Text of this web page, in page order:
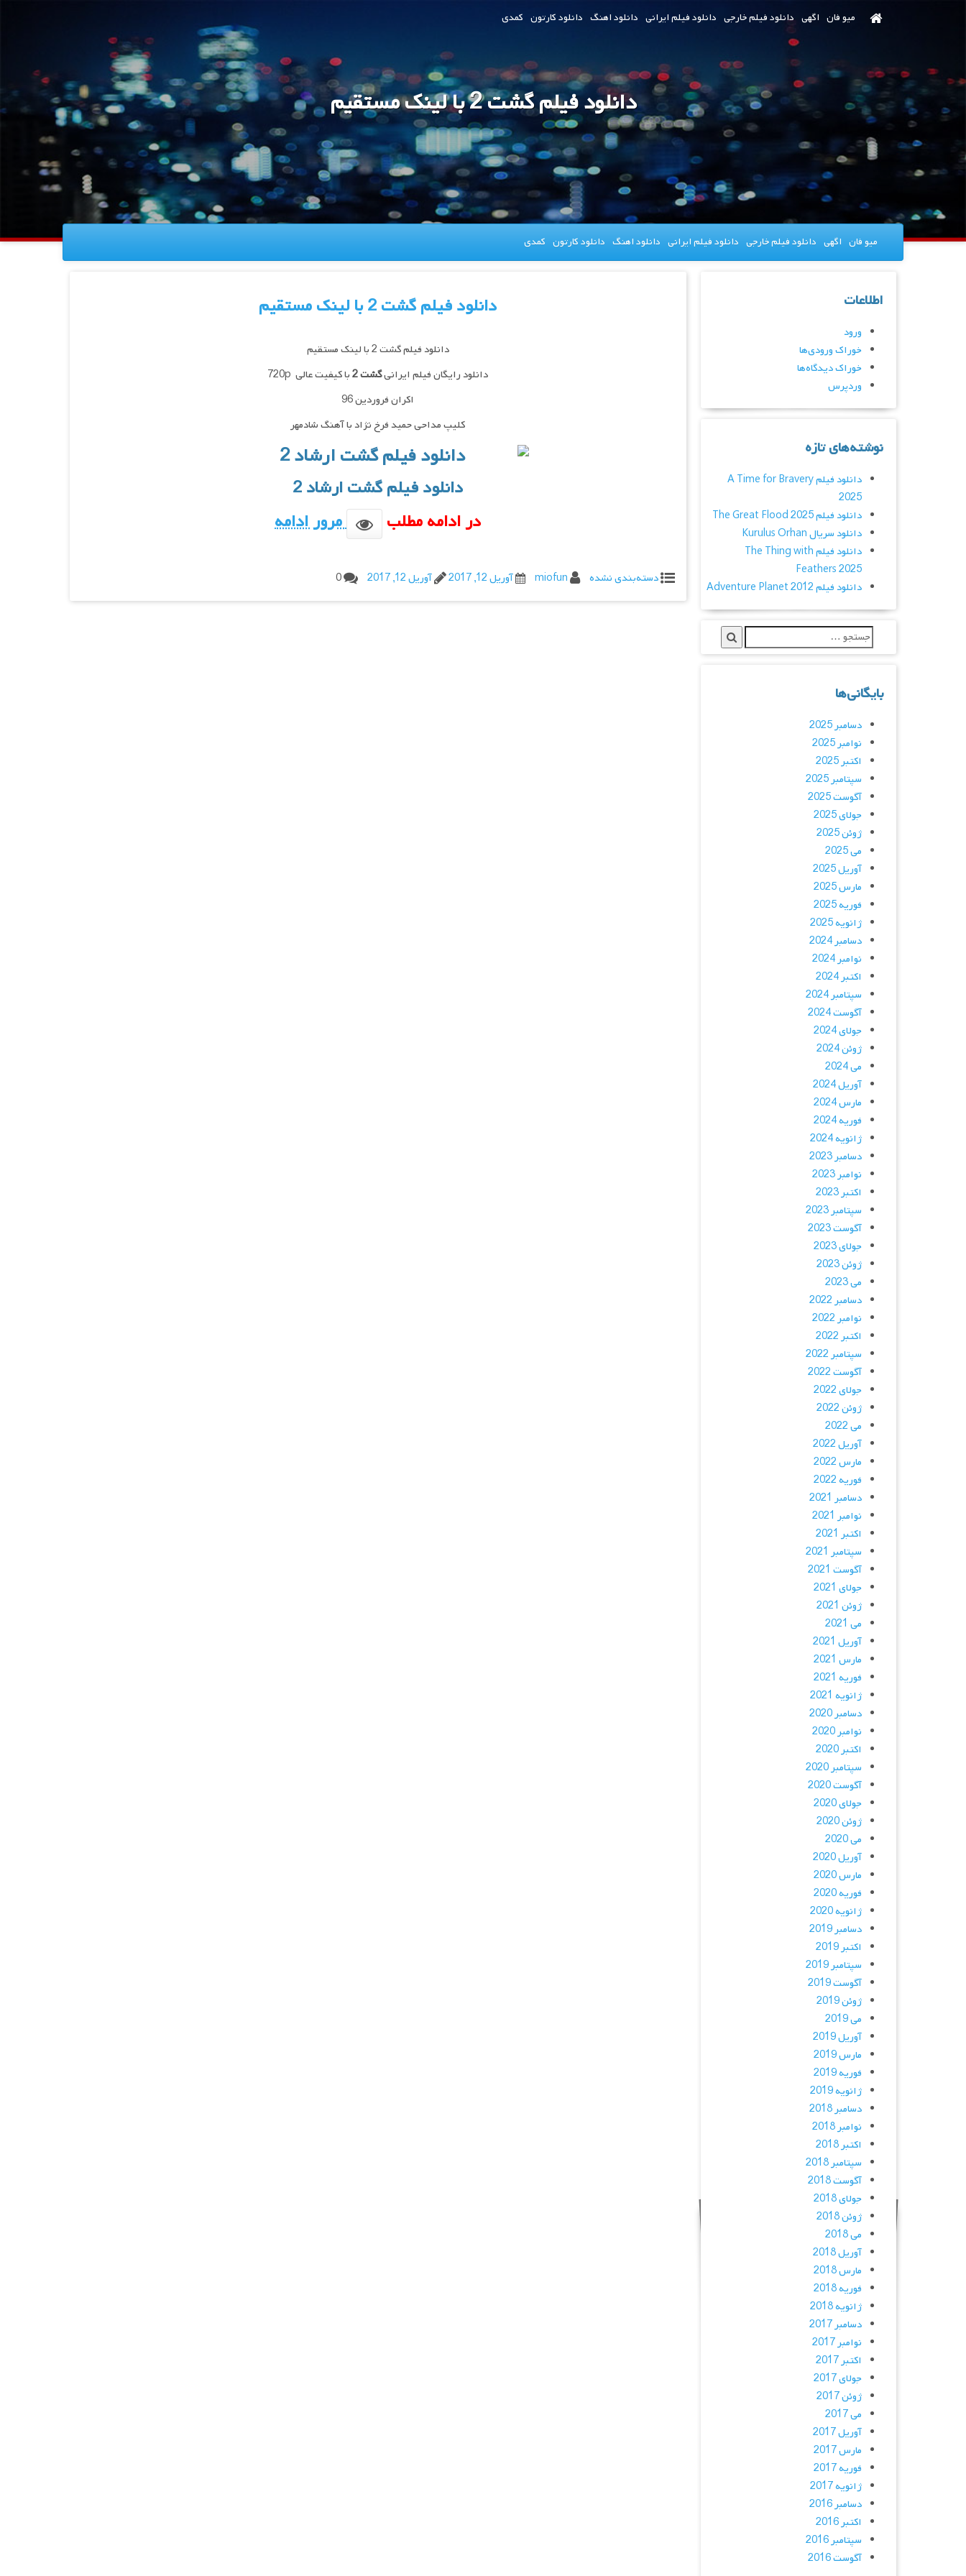
میو فان اگهی دانلود فیلم خارجی دانلود فیلم ایرانی دانلود اهنگ دانلود کارتون کمدی
دانلود فیلم گشت 2 با لینک مستقیم
میو فان اگهی دانلود فیلم خارجی دانلود فیلم ایرانی دانلود اهنگ دانلود کارتون کمدی
دانلود فیلم گشت 2 با لینک مستقیم
دانلود فیلم گشت 2 با لینک مستقیم
دانلود رایگان فیلم ایرانیگشت 2
با کیفیت عالی 720p
اکران فروردین 96
کلیپ مداحی حمید فرخ نژاد با آهنگ شادمهر
دانلود فیلم گشت ارشاد 2
در ادامه مطلب
مرور ادامه
دسته‌بندی نشده miofun آوریل 12, 2017 آوریل 12, 2017 0
اطلاعات
ورود
خوراک ورودی‌ها
خوراک دیدگاه‌ها
وردپرس
نوشته‌های تازه
دانلود فیلم A Time for Bravery
2025
دانلود فیلم The Great Flood 2025
دانلود سریال Kurulus Orhan
دانلود فیلم The Thing with
Feathers 2025
دانلود فیلم Adventure Planet 2012
بایگانی‌ها
دسامبر 2025
نوامبر 2025
اکتبر 2025
سپتامبر 2025
آگوست 2025
جولای 2025
ژوئن 2025
می 2025
آوریل 2025
مارس 2025
فوریه 2025
ژانویه 2025
دسامبر 2024
نوامبر 2024
اکتبر 2024
سپتامبر 2024
آگوست 2024
جولای 2024
ژوئن 2024
می 2024
آوریل 2024
مارس 2024
فوریه 2024
ژانویه 2024
دسامبر 2023
نوامبر 2023
اکتبر 2023
سپتامبر 2023
آگوست 2023
جولای 2023
ژوئن 2023
می 2023
دسامبر 2022
نوامبر 2022
اکتبر 2022
سپتامبر 2022
آگوست 2022
جولای 2022
ژوئن 2022
می 2022
آوریل 2022
مارس 2022
فوریه 2022
دسامبر 2021
نوامبر 2021
اکتبر 2021
سپتامبر 2021
آگوست 2021
جولای 2021
ژوئن 2021
می 2021
آوریل 2021
مارس 2021
فوریه 2021
ژانویه 2021
دسامبر 2020
نوامبر 2020
اکتبر 2020
سپتامبر 2020
آگوست 2020
جولای 2020
ژوئن 2020
می 2020
آوریل 2020
مارس 2020
فوریه 2020
ژانویه 2020
دسامبر 2019
اکتبر 2019
سپتامبر 2019
آگوست 2019
ژوئن 2019
می 2019
آوریل 2019
مارس 2019
فوریه 2019
ژانویه 2019
دسامبر 2018
نوامبر 2018
اکتبر 2018
سپتامبر 2018
آگوست 2018
جولای 2018
ژوئن 2018
می 2018
آوریل 2018
مارس 2018
فوریه 2018
ژانویه 2018
دسامبر 2017
نوامبر 2017
اکتبر 2017
جولای 2017
ژوئن 2017
می 2017
آوریل 2017
مارس 2017
فوریه 2017
ژانویه 2017
دسامبر 2016
اکتبر 2016
سپتامبر 2016
آگوست 2016